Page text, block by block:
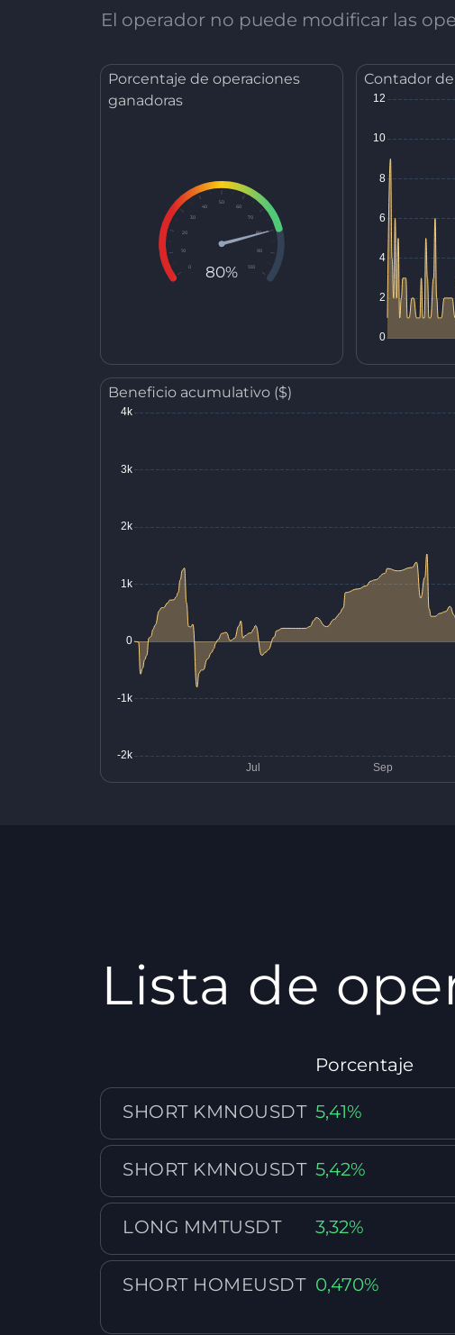
El operador no puede modificar las
Porcentaje de operaciones
ganadoras
0
10
20
30
40
50
60
70
80
90
100
80%
Contador
Beneficio acumulativo ($)
Lista de
Porcentaje
SHORT KMNOUSDT 5,41%
SHORT KMNOUSDT 5,42%
LONG MMTUSDT 3,32%
SHORT HOMEUSDT 0,470%